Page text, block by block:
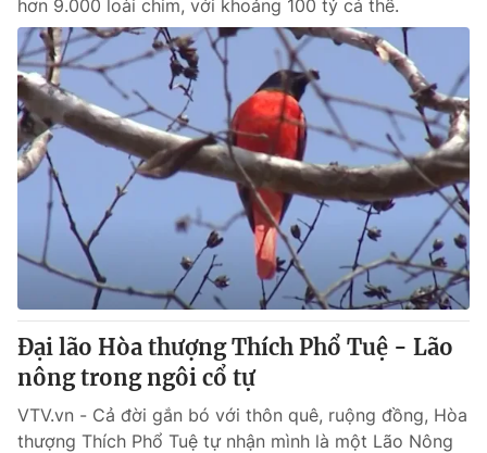
Liên hệ quảng cáo:024-7300.7108
® Cấm sao chép dưới mọi hình thức nếu không có sự chấp
thuận bằng văn bản. Ghi rõ nguồn VTV.vn khi phát hành lại
thông tin từ website này.
hơn 9.000 loài chim, với khoảng 100 tỷ cá thể.
Đại lão Hòa thượng Thích Phổ Tuệ - Lão
nông trong ngôi cổ tự
VTV.vn - Cả đời gắn bó với thôn quê, ruộng đồng, Hòa
thượng Thích Phổ Tuệ tự nhận mình là một Lão Nông